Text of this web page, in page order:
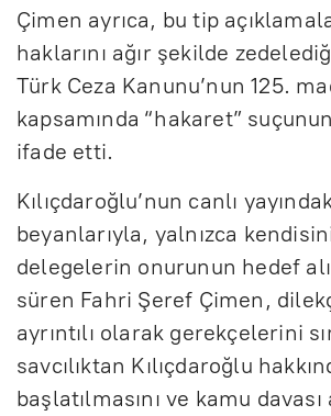
Çimen ayrıca, bu tip
haklarını ağır şekilde
Türk Ceza Kanunu’nun 125.
kapsamında “hakaret”
ifade etti.
Kılıçdaroğlu’nun canlı
beyanlarıyla, yalnızca
delegelerin onurunun hedef
süren Fahri Şeref Çimen,
ayrıntılı olarak gerekçelerini
savcılıktan Kılıçdaroğlu
başlatılmasını ve kamu davası